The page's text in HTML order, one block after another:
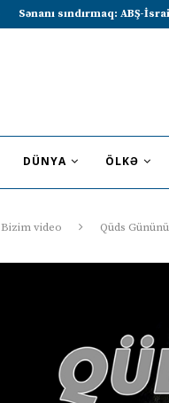
Lavrov Suriya prezidentini
DÜNYA ÖLKƏ
Bizim video Qüds